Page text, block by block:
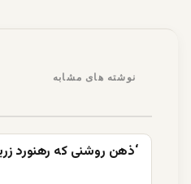
نوشته های مشابه
‘ذهن روشنی که رهنورد